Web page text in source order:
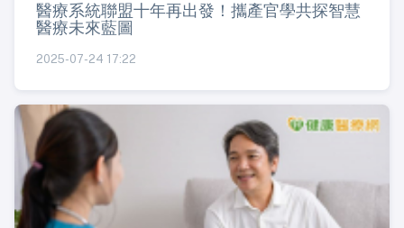
醫療系統聯盟十年再出發！攜產官學共探智慧
醫療未來藍圖
2025-07-24 17:22